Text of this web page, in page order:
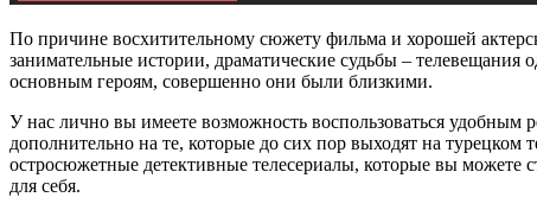
По причине восхитительному сюжету фильма и хорошей
занимательные истории, драматические судьбы –
основным героям, совершенно они были близкими.
У нас лично вы имеете возможность воспользоваться удобным
дополнительно на те, которые до сих пор выходят на
остросюжетные детективные телесериалы, которые вы можете
для себя.